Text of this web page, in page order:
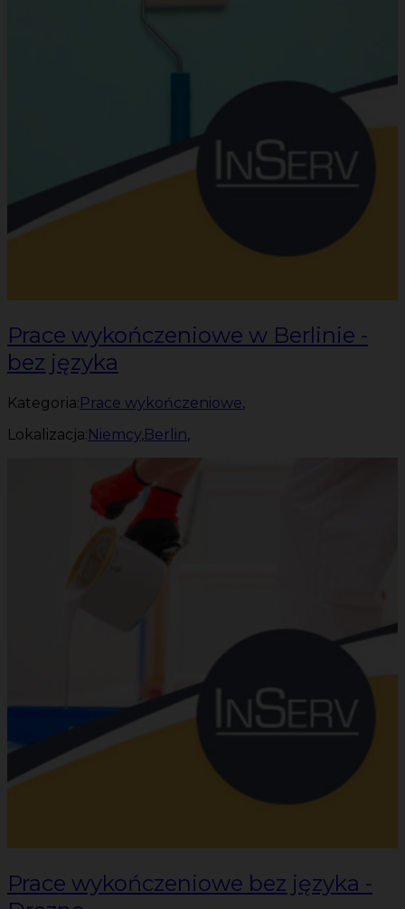
Prace wykończeniowe w Berlinie -
bez języka
Kategoria: Prace wykończeniowe,
Lokalizacja: Niemcy,Berlin,
Prace wykończeniowe bez języka -